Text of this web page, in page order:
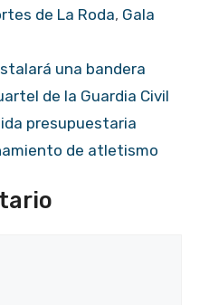
de La Roda, Gala
una bandera
de la Guardia Civil
presupuestaria
de atletismo